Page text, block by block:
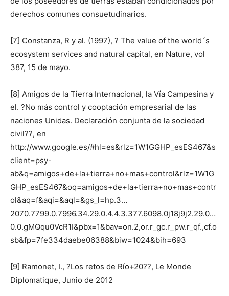
derechos comunes consuetudinarios.
[7] Constanza, R y al. (1997), ? The value of the world´s
ecosystem services and natural capital, en Nature, vol
387, 15 de mayo.
[8] Amigos de la Tierra Internacional, la Vía Campesina y
el. ?No más control y cooptación empresarial de las
naciones Unidas. Declaración conjunta de la sociedad
civil??, en
http://www.google.es/#hl=es&rlz=1W1GGHP_esES467&s
client=psy-
ab&q=amigos+de+la+tierra+no+mas+control&rlz=1W1G
GHP_esES467&oq=amigos+de+la+tierra+no+mas+contr
ol&aq=f&aqi=&aql=&gs_l=hp.3…
2070.7799.0.7996.34.29.0.4.4.3.377.6098.0j18j9j2.29.0…
0.0.gMQqu0VcR1I&pbx=1&bav=on.2,or.r_gc.r_pw.r_qf.,cf.o
sb&fp=7fe334daebe06388&biw=1024&bih=693
[9] Ramonet, I., ?Los retos de Río+20??, Le Monde
Diplomatique, Junio de 2012